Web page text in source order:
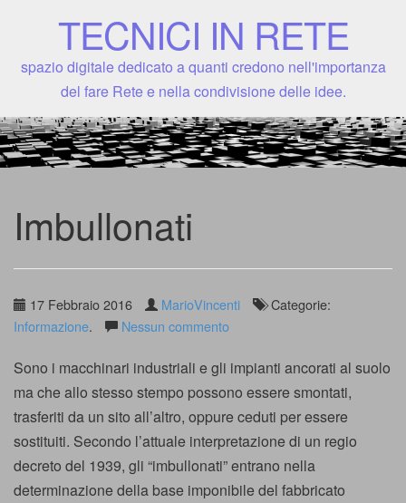
TECNICI IN RETE
spazio digitale dedicato a quanti credono nell'importanza
del fare Rete e nella condivisione delle idee.
Imbullonati
17 Febbraio 2016 MarioVincenti
Categorie:
Informazione. Nessun commento
Sono i macchinari industriali e gli impianti ancorati al suolo
ma che allo stesso stempo possono essere smontati,
trasferiti da un sito all’altro, oppure ceduti per essere
sostituiti. Secondo l’attuale interpretazione di un regio
decreto del 1939, gli “imbullonati” entrano nella
determinazione della base imponibile del fabbricato